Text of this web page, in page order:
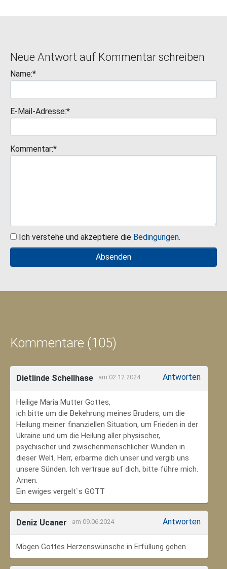
Neue Antwort auf Kommentar schreiben
Name:*
E-Mail-Adresse:*
Kommentar:*
Ich verstehe und akzeptiere die Bedingungen.
Kommentare (105)
Dietlinde Schellhase am 02.12.2024 Antworten
Heilige Maria Mutter Gottes,
ich bitte um die Bekehrung meines Bruders, um die
Heilung meiner finanziellen Situation, um Frieden in der
Ukraine und um die Heilung aller physischer,
psychischer und zwischenmenschlicher Wunden in
dieser Welt. Herr, erbarme dich unser und vergib uns
unsere Sünden. Ich vertraue auf dich, bitte führe mich.
Amen.
Ein ewiges vergelt`s GOTT
Deniz Ucaner am 09.06.2024 Antworten
Mögen Gottes Herzenswünsche in Erfüllung gehen